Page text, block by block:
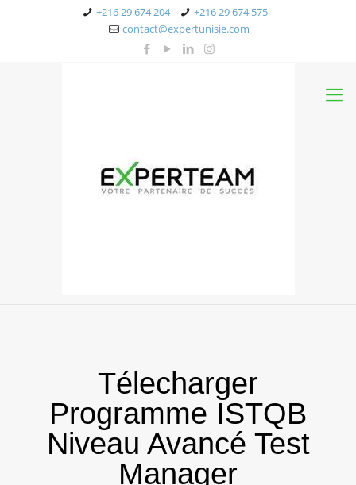
+216 29 674 204
+216 29 674 575
contact@expertunisie.com
Télecharger
Programme ISTQB
Niveau Avancé Test
Manager